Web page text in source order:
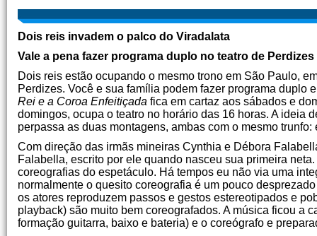
Dois reis invadem o palco do Viradalata
Vale a pena fazer programa duplo no teatro de
Dois reis estão ocupando o mesmo trono em São Paulo,
Perdizes. Você e sua família podem fazer programa
Rei e a Coroa Enfeitiçada fica em cartaz aos sábados e
domingos, ocupa o teatro no horário das 16 horas. A ideia
perpassa as duas montagens, ambas com o mesmo
Com direção das irmãs mineiras Cynthia e Débora
Falabella, escrito por ele quando nasceu sua primeira
coreografias do espetáculo. Há tempos eu não via uma
normalmente o quesito coreografia é um pouco
os atores reproduzem passos e gestos estereotipados e
playback) são muito bem coreografados. A música ficou a
formação guitarra, baixo e bateria) e o coreógrafo e